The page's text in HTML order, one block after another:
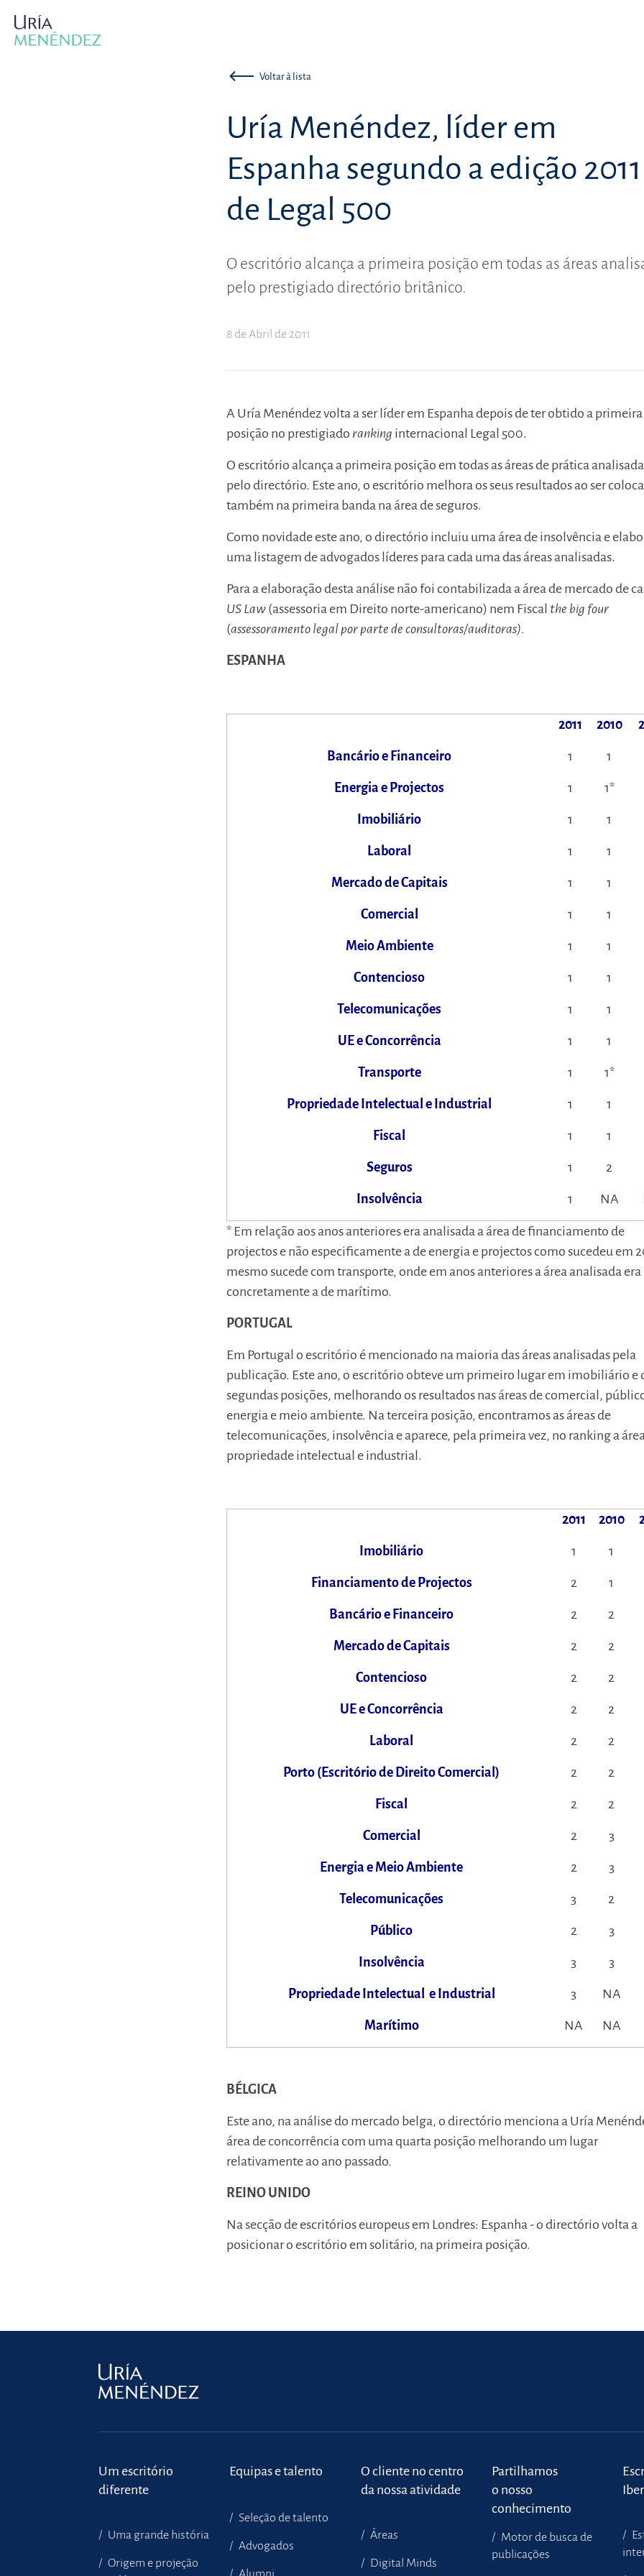
Voltar à lista
Uría Menéndez, líder em
Espanha segundo a edição 2011
de Legal 500
O escritório alcança a primeira posição em todas as áreas
pelo prestigiado directório britânico.
8 de Abril de 2011
A Uría Menéndez volta a ser líder em Espanha depois de ter obtido a primeira
posição no prestigiado ranking internacional Legal 500.
O escritório alcança a primeira posição em todas as áreas de prática
pelo directório. Este ano, o escritório melhora os seus resultados ao ser
também na primeira banda na área de seguros.
Como novidade este ano, o directório incluiu uma área de insolvência e
uma listagem de advogados líderes para cada uma das áreas analisadas.
Para a elaboração desta análise não foi contabilizada a área de mercado de
US Law (assessoria em Direito norte-americano) nem Fiscal the big four
(assessoramento legal por parte de consultoras/auditoras).
ESPANHA
2011 2010
Bancário e Financeiro 1 1
Energia e Projectos 1 1*
Imobiliário 1 1
Laboral 1 1
Mercado de Capitais 1 1
Comercial 1 1
Meio Ambiente 1 1
Contencioso 1 1
Telecomunicações 1 1
UE e Concorrência 1 1
Transporte 1 1*
Propriedade Intelectual e Industrial 1 1
Fiscal 1 1
Seguros 1 2
Insolvência 1 NA
* Em relação aos anos anteriores era analisada a área de financiamento de
projectos e não especificamente a de energia e projectos como sucedeu em
mesmo sucede com transporte, onde em anos anteriores a área analisada era
concretamente a de marítimo.
PORTUGAL
Em Portugal o escritório é mencionado na maioria das áreas analisadas pela
publicação. Este ano, o escritório obteve um primeiro lugar em imobiliário e
segundas posições, melhorando os resultados nas áreas de comercial,
energia e meio ambiente. Na terceira posição, encontramos as áreas de
telecomunicações, insolvência e aparece, pela primeira vez, no ranking a
propriedade intelectual e industrial.
2011 2010
Imobiliário 1 1
Financiamento de Projectos 2 1
Bancário e Financeiro 2 2
Mercado de Capitais 2 2
Contencioso 2 2
UE e Concorrência 2 2
Laboral 2 2
Porto (Escritório de Direito Comercial) 2 2
Fiscal 2 2
Comercial 2 3
Energia e Meio Ambiente 2 3
Telecomunicações 3 2
Público 2 3
Insolvência 3 3
Propriedade Intelectual e Industrial 3 NA
Marítimo NA NA
BÉLGICA
Este ano, na análise do mercado belga, o directório menciona a Uría
área de concorrência com uma quarta posição melhorando um lugar
relativamente ao ano passado.
REINO UNIDO
Na secção de escritórios europeus em Londres: Espanha - o directório volta a
posicionar o escritório em solitário, na primeira posição.
Um escritório
diferente
Uma grande história
Origem e projeção
Equipas e talento
Seleção de talento
Advogados
O cliente no centro
da nossa atividade
Áreas
Digital Minds
Partilhamos
o nosso
conhecimento
Motor de busca de
publicações